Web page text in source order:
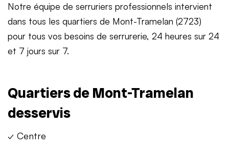
Notre équipe de serruriers professionnels intervient
dans tous les quartiers de Mont-Tramelan (2723)
pour tous vos besoins de serrurerie, 24 heures sur 24
et 7 jours sur 7.
Quartiers de Mont-Tramelan
desservis
✓ Centre